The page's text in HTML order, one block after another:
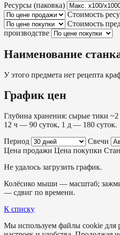
Ресурсы (паковка)
Стоимость
Стоимость
производстве
Наименование
У этого предмета нет рецепта
График цен
Глубина хранения: сырые тики
12 ч — 90 суток, 1 д — 180 суток.
Период
Свечи
Цена продажи Цена покупки
Не удалось загрузить график.
Колёсико мыши — масштаб;
— сдвиг по времени.
К списку
Мы используем файлы cookie для